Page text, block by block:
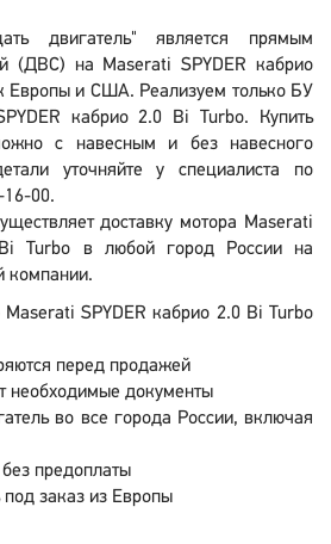
двигатель" является прямым
(ДВС) на Maserati SPYDER кабрио
Европы и США. Реализуем только БУ
кабрио 2.0 Bi Turbo. Купить
с навесным и без навесного
уточняйте у специалиста по
16-00.
доставку мотора Maserati
Turbo в любой город России на
компании.
Maserati SPYDER кабрио 2.0 Bi Turbo
перед продажей
необходимые документы
во все города России, включая
предоплаты
под заказ из Европы